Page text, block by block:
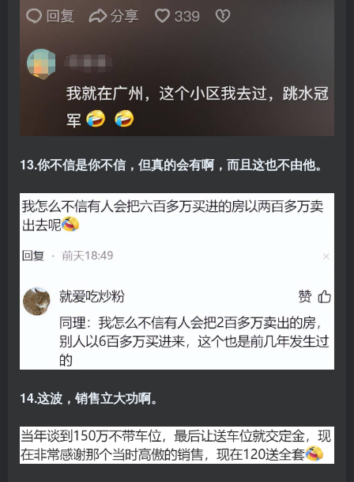
13.你不信是你不信，但真的会有啊，而且这也不由他。
14.这波，销售立大功啊。